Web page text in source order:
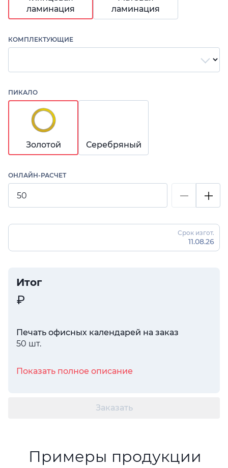
ламинация
ламинация
КОМПЛЕКТУЮЩИЕ
ПИКАЛО
Золотой Серебряный
ОНЛАЙН-РАСЧЕТ
Срок изгот.
11.08.26
Итог
Печать офисных календарей на заказ
50 шт.
Показать полное описание
Заказать
Примеры продукции